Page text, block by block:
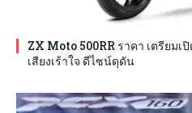
ZX Moto 500RR ราคา เตรียมเ
เสียงเร้าใจ ดีไซน์ดุดัน